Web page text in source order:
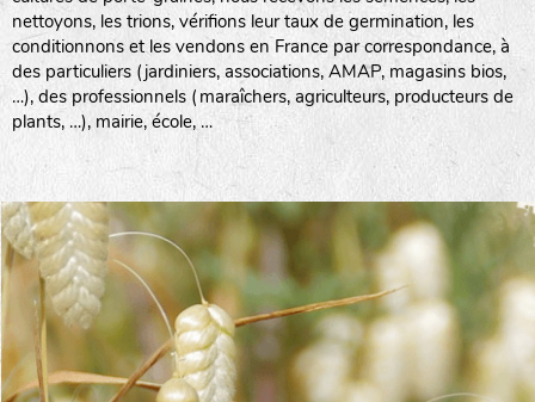
nettoyons, les trions, vérifions leur taux de germination, les
conditionnons et les vendons en France par correspondance, à
des particuliers (jardiniers, associations, AMAP, magasins bios,
…), des professionnels (maraîchers, agriculteurs, producteurs de
plants, …), mairie, école, …